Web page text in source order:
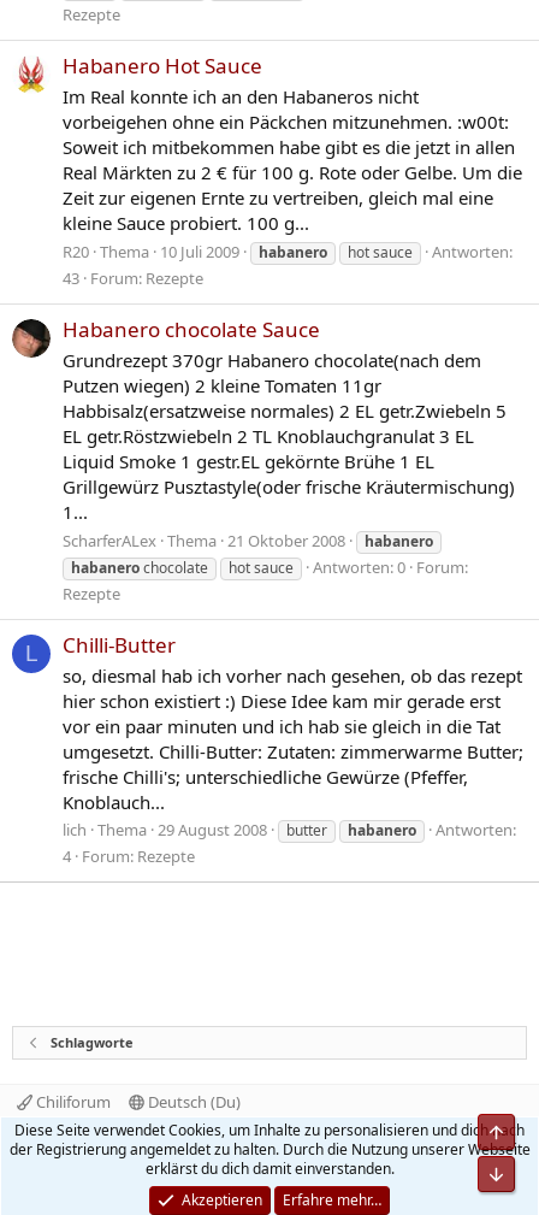
Rezepte
Habanero Hot Sauce
Im Real konnte ich an den Habaneros nicht
vorbeigehen ohne ein Päckchen mitzunehmen. :w00t:
Soweit ich mitbekommen habe gibt es die jetzt in allen
Real Märkten zu 2 € für 100 g. Rote oder Gelbe. Um die
Zeit zur eigenen Ernte zu vertreiben, gleich mal eine
kleine Sauce probiert. 100 g...
R20 Thema 10 Juli 2009 habanero hot sauce
Antworten:
43 Forum: Rezepte
Habanero chocolate Sauce
Grundrezept 370gr Habanero chocolate(nach dem
Putzen wiegen) 2 kleine Tomaten 11gr
Habbisalz(ersatzweise normales) 2 EL getr.Zwiebeln 5
EL getr.Röstzwiebeln 2 TL Knoblauchgranulat 3 EL
Liquid Smoke 1 gestr.EL gekörnte Brühe 1 EL
Grillgewürz Pusztastyle(oder frische Kräutermischung)
1...
ScharferALex Thema 21 Oktober 2008
habanero
habanerochocolate hot sauce Antworten: 0 Forum:
Rezepte
L Chilli-Butter
so, diesmal hab ich vorher nach gesehen, ob das rezept
hier schon existiert :) Diese Idee kam mir gerade erst
vor ein paar minuten und ich hab sie gleich in die Tat
umgesetzt. Chilli-Butter: Zutaten: zimmerwarme Butter;
frische Chilli's; unterschiedliche Gewürze (Pfeffer,
Knoblauch...
lich Thema 29 August 2008 butter habanero
Antworten:
4 Forum: Rezepte
Schlagworte
Chiliforum
Deutsch (Du)
Kontakt
Nutzungsbedingungen
Datenschutz
Hilfe und Impressum
Start
R
S
Community platform by XenForo® © 2010-2026 XenForo Ltd.
Quality Add-Ons made withbyWMTech.
Diese Seite verwendet Cookies, um Inhalte zu personalisieren und dich nach
der Registrierung angemeldet zu halten. Durch die Nutzung unserer Webseite
erklärst du dich damit einverstanden.
Akzeptieren
Erfahre mehr…